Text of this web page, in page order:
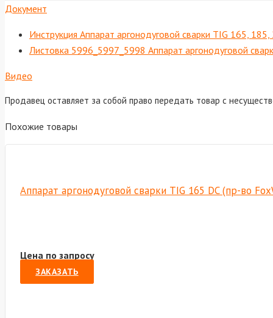
Документ
Инструкция Аппарат аргонодуговой сварки TIG 165,
Листовка 5996_5997_5998 Аппарат аргонодуговой
Видео
Продавец оставляет за собой право передать товар с
Похожие товары
Аппарат аргонодуговой сварки TIG 165 DC (пр-во
Цена по запросу
ЗАКАЗАТЬ